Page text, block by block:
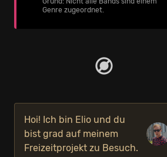
Genre zugeordnet.
Hoi! Ich bin Elio und du
bist grad auf meinem
Freizeitprojekt zu Besuch.